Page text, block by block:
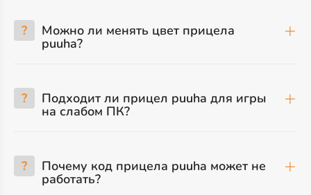
? Можно ли менять цвет прицела
puuha?
? Подходит ли прицел puuha для игры
на слабом ПК?
? Почему код прицела puuha может не
работать?